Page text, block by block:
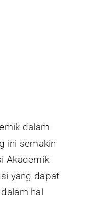
dalam
ini semakin
Akademik
yang dapat
hal